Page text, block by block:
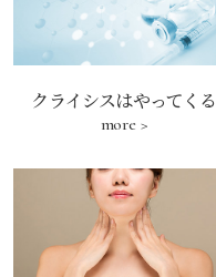
クライシスはやってくる
more >